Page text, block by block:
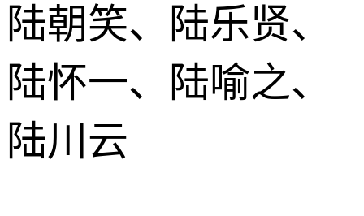
陆朝笑、陆乐贤、
陆怀一、陆喻之、
陆川云